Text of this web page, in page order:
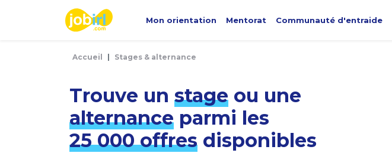
Mon orientation Mentorat Communauté d'entraide
Accueil Stages & alternance
Trouve un stage ou une
alternance parmi les
25 000 offres disponibles
Panneau de gestion des cookies